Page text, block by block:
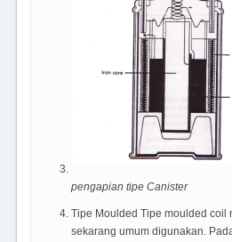
pengapian tipe Canister
Tipe Moulded Tipe moulded coil
sekarang umum digunakan.